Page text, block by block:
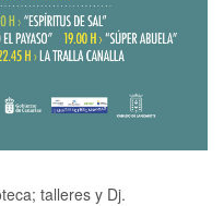
talleres y Dj.